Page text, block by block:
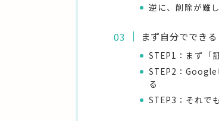
逆に、削除が難
まず自分ででき
STEP1：まず「
STEP2：Google
る
STEP3：それで